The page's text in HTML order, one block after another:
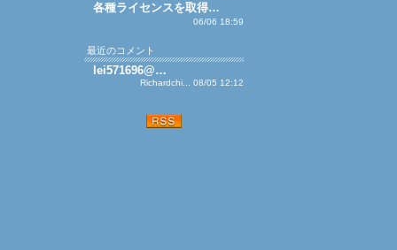
各種ライセンスを取得…
06/06 18:59
最近のコメント
lei571696@…
Richardchi... 08/05 12:12